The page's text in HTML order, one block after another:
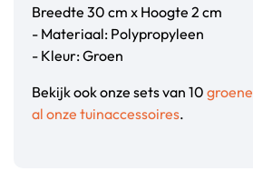
Breedte 30 cm x Hoogte 2 cm
- Materiaal: Polypropyleen
- Kleur: Groen
Bekijk ook onze sets van 10 groene
al onze tuinaccessoires.